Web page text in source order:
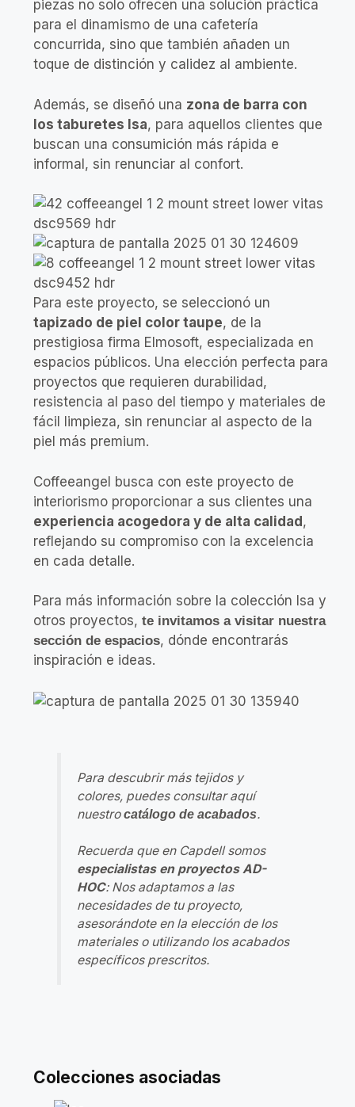
piezas no solo ofrecen una solución práctica
para el dinamismo de una cafetería
concurrida, sino que también añaden un
toque de distinción y calidez al ambiente.
Además, se diseñó una zona de barra con
los taburetes Isa, para aquellos clientes que
buscan una consumición más rápida e
informal, sin renunciar al confort.
Para este proyecto, se seleccionó un
tapizado de piel color taupe, de la
prestigiosa firma Elmosoft, especializada en
espacios públicos. Una elección perfecta para
proyectos que requieren durabilidad,
resistencia al paso del tiempo y materiales de
fácil limpieza, sin renunciar al aspecto de la
piel más premium.
Coffeeangel busca con este proyecto de
interiorismo proporcionar a sus clientes una
experiencia acogedora y de alta calidad,
reflejando su compromiso con la excelencia
en cada detalle.
Para más información sobre la colección Isa y
otros proyectos, te invitamos a visitar nuestra
sección de espacios, dónde encontrarás
inspiración e ideas.
Para descubrir más tejidos y
colores, puedes consultar aquí
nuestrocatálogo de acabados.
Recuerda que en Capdell somos
especialistas en proyectos AD-
HOC: Nos adaptamos a las
necesidades de tu proyecto,
asesorándote en la elección de los
materiales o utilizando los acabados
específicos prescritos.
Colecciones asociadas